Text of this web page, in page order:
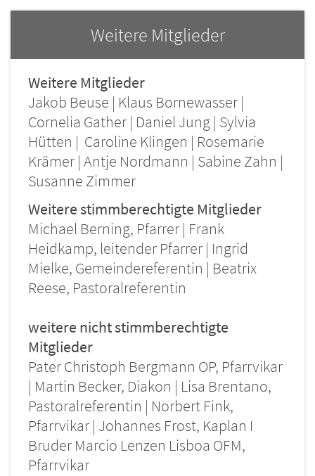
Weitere Mitglieder
Weitere Mitglieder
Jakob Beuse | Klaus Bornewasser |
Cornelia Gather | Daniel Jung | Sylvia
Hütten | Caroline Klingen | Rosemarie
Krämer | Antje Nordmann | Sabine Zahn |
Susanne Zimmer
Weitere stimmberechtigte Mitglieder
Michael Berning, Pfarrer | Frank
Heidkamp, leitender Pfarrer | Ingrid
Mielke, Gemeindereferentin | Beatrix
Reese, Pastoralreferentin
weitere nicht stimmberechtigte
Mitglieder
Pater Christoph Bergmann OP, Pfarrvikar
| Martin Becker, Diakon | Lisa Brentano,
Pastoralreferentin | Norbert Fink,
Pfarrvikar | Johannes Frost, Kaplan I
Bruder Marcio Lenzen Lisboa OFM,
Pfarrvikar